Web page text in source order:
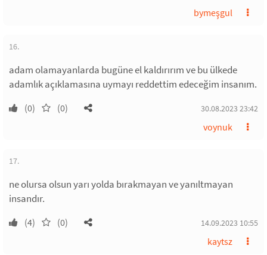
bymeşgul
16.
adam olamayanlarda bugüne el kaldırırım ve bu ülkede
adamlık açıklamasına uymayı reddettim edeceğim insanım.
(0) (0) 30.08.2023 23:42
voynuk
17.
ne olursa olsun yarı yolda bırakmayan ve yanıltmayan
insandır.
(4) (0) 14.09.2023 10:55
kaytsz